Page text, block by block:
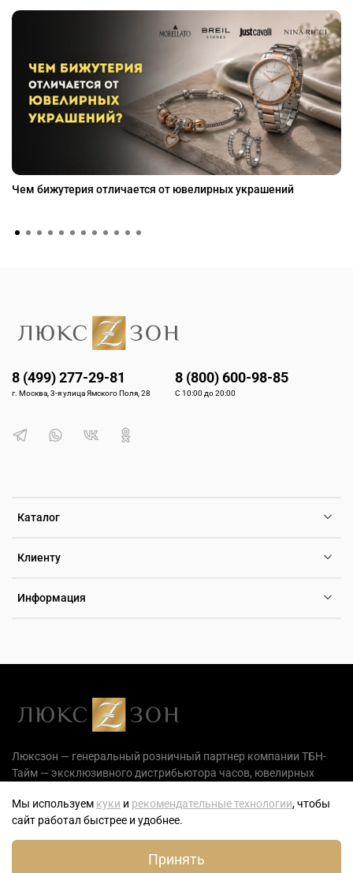
Чем бижутерия отличается от ювелирных украшений
Каталог
Клиенту
Информация
8 (499) 277-29-81
г. Москва, 3-я улица Ямского Поля, 28
8 (800) 600-98-85
С 10:00 до 20:00
Люксзон — генеральный розничный партнер компании ТБН-
Тайм — эксклюзивного дистрибьютора часов, ювелирных
Мы используем куки и рекомендательные технологии, чтобы
сайт работал быстрее и удобнее.
Принять